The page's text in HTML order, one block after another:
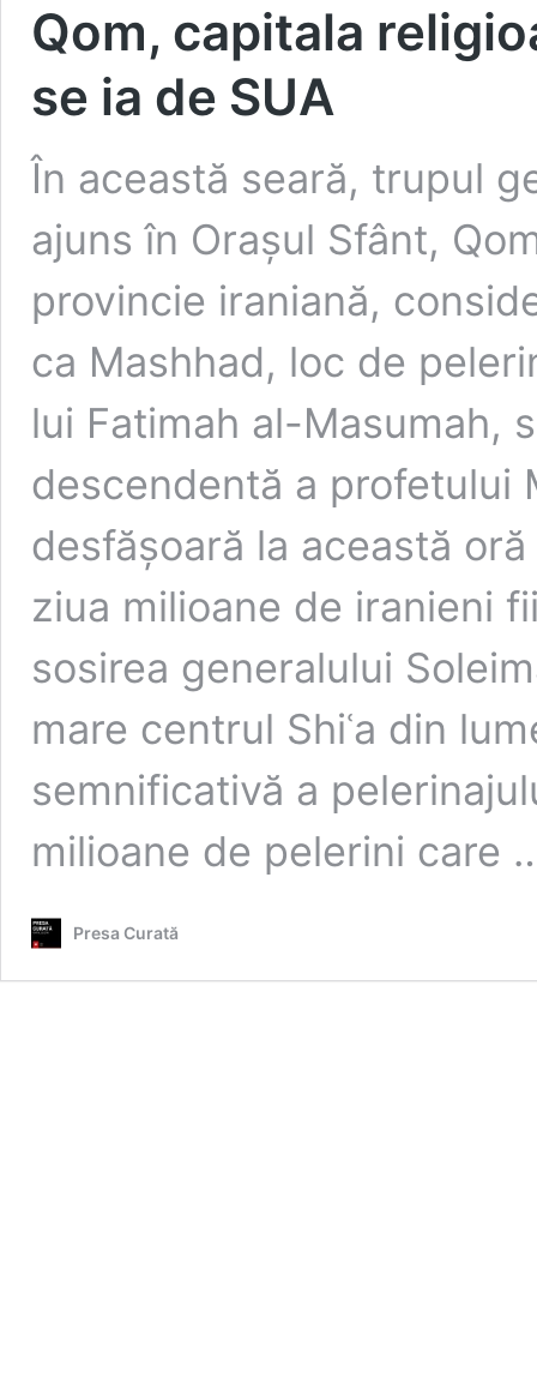
Qom, capitala
se ia de SUA
În această seară, trupul
ajuns în Oraşul Sfânt,
provincie iraniană,
ca Mashhad, loc de
lui Fatimah al-Masumah,
descendentă a profetului
desfăşoară la această
ziua milioane de iranieni
sosirea generalului
mare centrul Shiʿa din
semnificativă a
milioane de pelerini care
Presa Curată